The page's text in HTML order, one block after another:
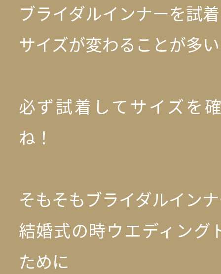
ブライダルインナーを試
サイズが変わることが多
必ず試着してサイズを
ね！
そもそもブライダルイン
結婚式の時ウエディング
ために